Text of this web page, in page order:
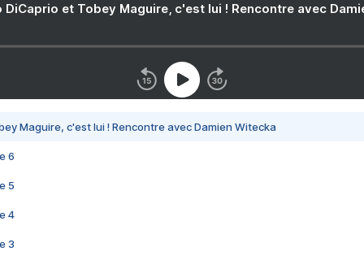
DiCaprio et Tobey Maguire, c'est lui ! Rencontre avec
Maguire, c'est lui ! Rencontre avec Damien Witecka
6
5
4
3